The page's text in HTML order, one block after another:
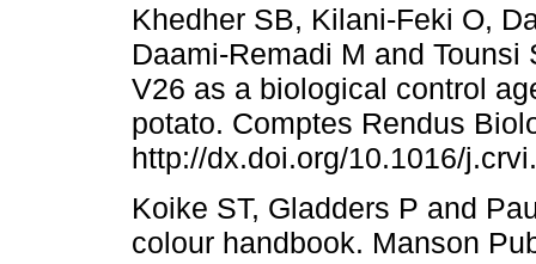
Khedher SB, Kilani-Feki O,
Daami-Remadi M and
V26 as a biological control
potato. Comptes Rendus
http://dx.doi.org/10.1016/
Koike ST, Gladders P and
colour handbook. Manson